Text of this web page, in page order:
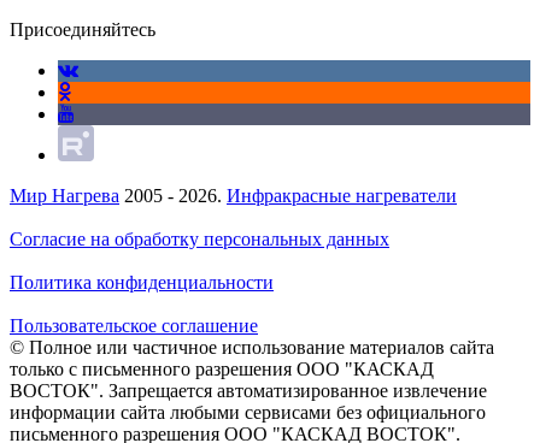
Присоединяйтесь
Мир Нагрева 2005 - 2026. Инфракрасные нагреватели
Согласие на обработку персональных данных
Политика конфиденциальности
Пользовательское соглашение
© Полное или частичное использование материалов сайта
только с письменного разрешения ООО "КАСКАД
ВОСТОК". Запрещается автоматизированное извлечение
информации сайта любыми сервисами без официального
письменного разрешения ООО "КАСКАД ВОСТОК".